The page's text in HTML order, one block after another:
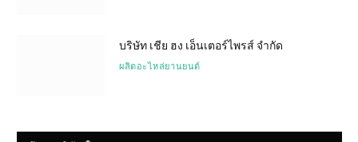
บริษัท เชีย ฮง เอ็นเตอร์ไพรส์ จำกัด
ผลิตอะไหล่ยานยนต์